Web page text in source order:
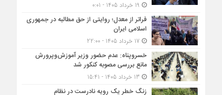
فراتر از معدل؛ روایتی از حق مطالبه در جمهوری
اسلامی ایران
خسروپناه: عدم حضور وزیر آموزش‌وپرورش
مانع بررسی مصوبه کنکور شد
زنگ خطر یک رویه نادرست در نظام